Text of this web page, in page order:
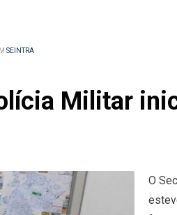
SEINTRA
Militar
O